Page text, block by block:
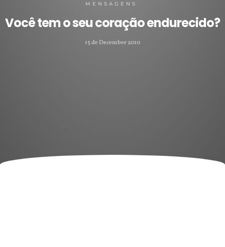
MENSAGENS
Você tem o seu coração endurecido?
15 de December 2010